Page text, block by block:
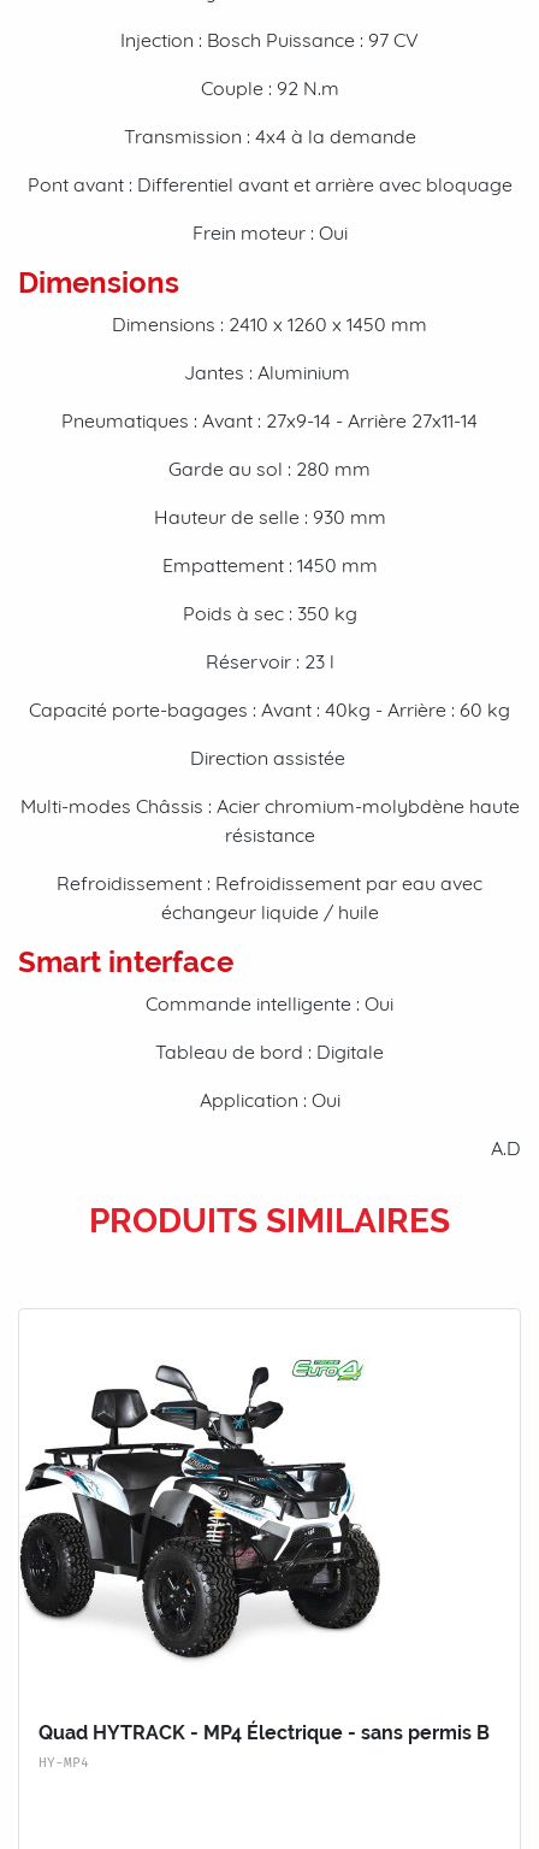
Injection : Bosch Puissance : 97 CV
Couple : 92 N.m
Transmission : 4x4 à la demande
Pont avant : Differentiel avant et arrière avec bloquage
Frein moteur : Oui
Dimensions
Dimensions : 2410 x 1260 x 1450 mm
Jantes : Aluminium
Pneumatiques : Avant : 27x9-14 - Arrière 27x11-14
Garde au sol : 280 mm
Hauteur de selle : 930 mm
Empattement : 1450 mm
Poids à sec : 350 kg
Réservoir : 23 l
Capacité porte-bagages : Avant : 40kg - Arrière : 60 kg
Direction assistée
Multi-modes Châssis : Acier chromium-molybdène haute
résistance
Refroidissement : Refroidissement par eau avec
échangeur liquide / huile
Smart interface
Commande intelligente : Oui
Tableau de bord : Digitale
Application : Oui
A.D
PRODUITS SIMILAIRES
Quad HYTRACK - MP4 Électrique - sans permis B
HY-MP4